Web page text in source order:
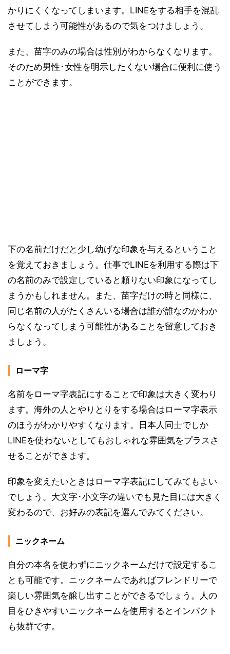
かりにくくなってしまいます。LINEをする相手を混乱
させてしまう可能性があるので気をつけましょう。
また、苗字のみの場合は性別がわからなくなります。
そのため男性･女性を明示したくない場合に便利に使う
ことができます。
下の名前だけだと少し幼げな印象を与えるということ
を覚えておきましょう。仕事でLINEを利用する際は下
の名前のみで設定していると頼りない印象になってし
まうかもしれません。また、苗字だけの時と同様に、
同じ名前の人がたくさんいる場合は誰が誰なのかわか
らなくなってしまう可能性があることを留意しておき
ましょう。
ローマ字
名前をローマ字表記にすることで印象は大きく変わり
ます。海外の人とやりとりをする場合はローマ字表示
のほうがわかりやすくなります。日本人同士でしか
LINEを使わないとしてもおしゃれな雰囲気をプラスさ
せることができます。
印象を変えたいときはローマ字表記にしてみてもよい
でしょう。大文字･小文字の違いでも見た目には大きく
変わるので、お好みの表記を選んでみてください。
ニックネーム
自分の本名を使わずにニックネームだけで設定するこ
とも可能です。ニックネームであればフレンドリーで
楽しい雰囲気を醸し出すことができるでしょう。人の
目をひきやすいニックネームを使用するとインパクト
も抜群です。